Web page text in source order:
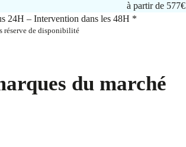
à partir de 577€
24H – Intervention dans les 48H *
réserve de disponibilité
du marché